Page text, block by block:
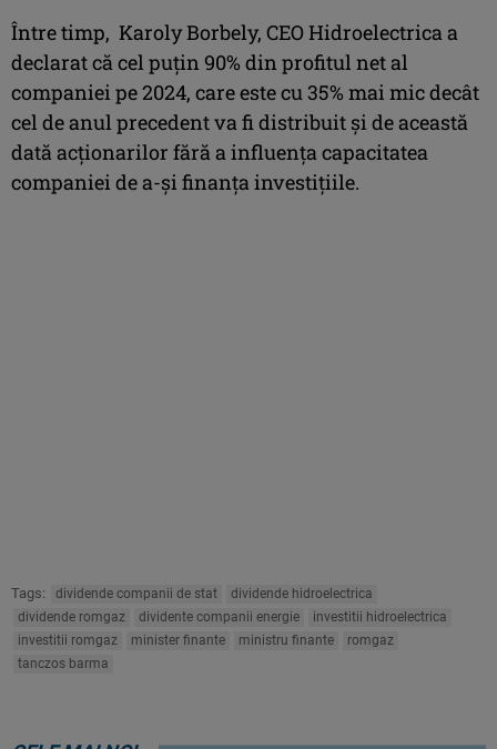
Între timp, Karoly Borbely, CEO Hidroelectrica a
declarat că cel puțin 90% din profitul net al
companiei pe 2024, care este cu 35% mai mic decât
cel de anul precedent va fi distribuit şi de această
dată acţionarilor fără a influenţa capacitatea
companiei de a-şi finanţa investiţiile.
Tags: dividende companii de stat
dividende hidroelectrica
dividende romgaz
dividente companii energie
investitii hidroelectrica
investitii romgaz
minister finante ministru finante
romgaz
tanczos barma